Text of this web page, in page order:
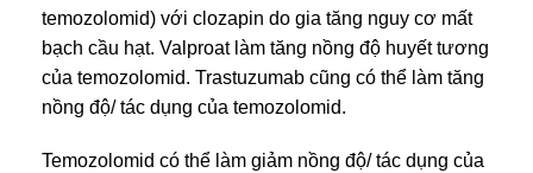
temozolomid) với clozapin do gia tăng nguy cơ mất
bạch cầu hạt. Valproat làm tăng nồng độ huyết tương
của temozolomid. Trastuzumab cũng có thể làm tăng
nồng độ/ tác dụng của temozolomid.
Temozolomid có thể làm giảm nồng độ/ tác dụng của